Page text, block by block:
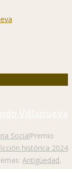
Villanueva
SocialPremio
histórica 2024
Antigüedad,